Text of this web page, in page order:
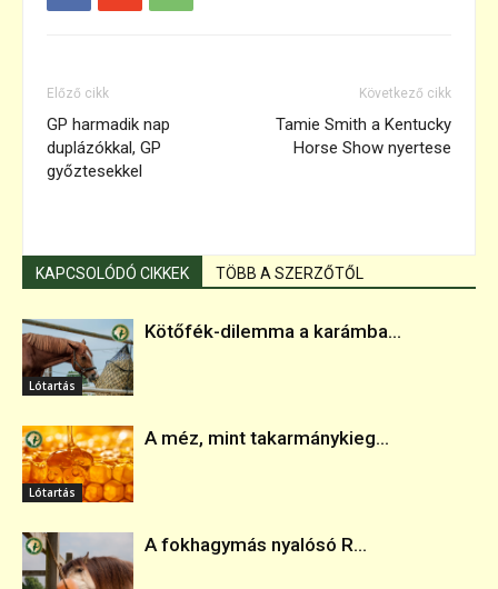
Előző cikk
GP harmadik nap
duplázókkal, GP
győztesekkel
Következő cikk
Tamie Smith a Kentucky
Horse Show nyertese
KAPCSOLÓDÓ CIKKEK TÖBB A SZERZŐTŐL
Lótartás
Kötőfék-dilemma a karámba...
Lótartás
A méz, mint takarmánykieg...
A fokhagymás nyalósó R...